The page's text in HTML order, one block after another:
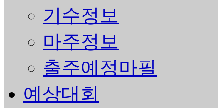
기수정보
마주정보
출주예정마필
예상대회